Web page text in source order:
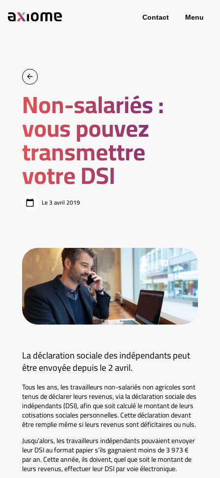
Contact Menu
Non-salariés :
vous pouvez
transmettre
votre DSI
Le 3 avril 2019
La déclaration sociale des indépendants peut
être envoyée depuis le 2 avril.
Tous les ans, les travailleurs non-salariés non agricoles sont
tenus de déclarer leurs revenus, via la déclaration sociale des
indépendants (DSI), afin que soit calculé le montant de leurs
cotisations sociales personnelles. Cette déclaration devant
être remplie même si leurs revenus sont déficitaires ou nuls.
Jusqu’alors, les travailleurs indépendants pouvaient envoyer
leur DSI au format papier s’ils gagnaient moins de 3 973 €
par an. Cette année, ils doivent, quel que soit le montant de
leurs revenus, effectuer leur DSI par voie électronique.